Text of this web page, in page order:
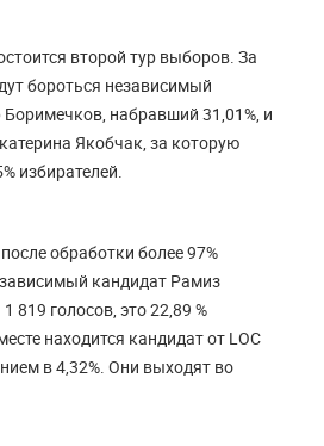
второй тур выборов. За
бороться независимый
набравший 31,01%, и
Якобчак, за которую
избирателей.
обработки более 97%
кандидат Рамиз
819 голосов, это 22,89 %
находится кандидат от LOC
в 4,32%. Они выходят во